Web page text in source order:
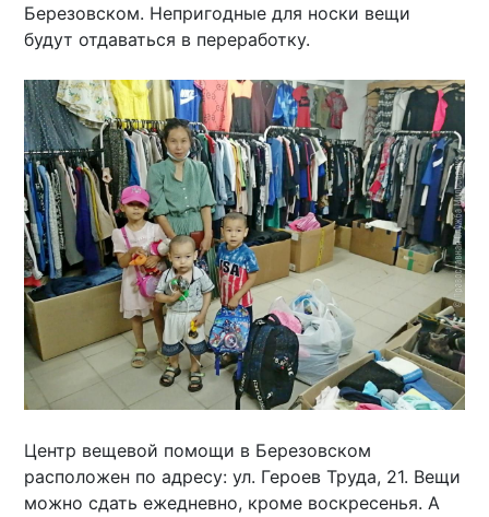
Березовском. Непригодные для носки вещи
будут отдаваться в переработку.
Центр вещевой помощи в Березовском
расположен по адресу: ул. Героев Труда, 21. Вещи
можно сдать ежедневно, кроме воскресенья. А